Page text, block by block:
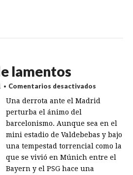
lamentos
• Comentarios desactivados
es
lamentos
Una derrota ante el Madrid
perturba el ánimo del
barcelonismo. Aunque sea en el
mini estadio de Valdebebas y bajo
una tempestad torrencial como la
que se vivió en Múnich entre el
Bayern y el PSG hace una